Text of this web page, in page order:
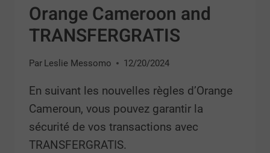
Orange Cameroon and
TRANSFERGRATIS
Par Leslie Messomo 12/20/2024
En suivant les nouvelles règles d’Orange
Cameroun, vous pouvez garantir la
sécurité de vos transactions avec
TRANSFERGRATIS.